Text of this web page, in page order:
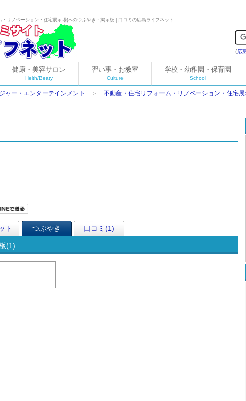
・リノベーション・住宅展示場)へのつぶやき・掲示板 | 口コミの広島ライフネット
(広
健康・美容サロン
Helth/Beaty
習い事・お教室
Culture
学校・幼稚園・保育園
School
ャー・エンターテインメント ＞ 不動産・住宅リフォーム・リノベーション・住宅
ト つぶやき 口コミ(1)
(1)